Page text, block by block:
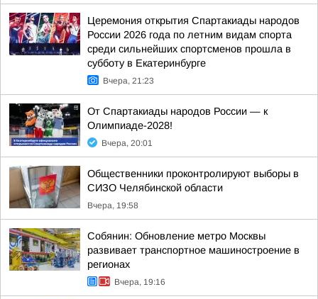
Церемония открытия Спартакиады народов
России 2026 года по летним видам спорта
среди сильнейших спортсменов прошла в
субботу в Екатеринбурге
Вчера, 21:23
От Спартакиады народов России — к
Олимпиаде-2028!
Вчера, 20:01
Общественники проконтролируют выборы в
СИЗО Челябинской области
Вчера, 19:58
Собянин: Обновление метро Москвы
развивает транспортное машиностроение в
регионах
Вчера, 19:16